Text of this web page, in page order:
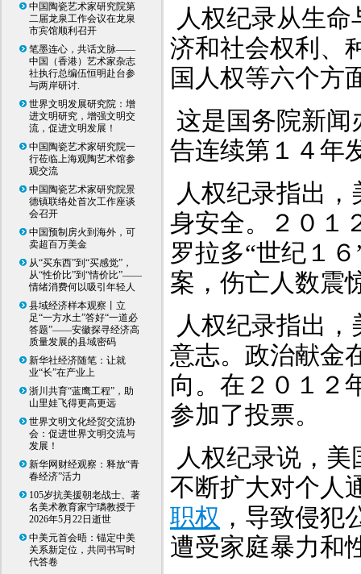
中国陶瓷艺术家研究院第
二届龙泉工作会议在龙泉
市宾馆顺利召开
笔墨连心，共话文脉——
中国（香港）艺术家杂志
社执行总编伍恒明赴台参
与两岸研讨.
世界文明发展研究院：增
进文明研究，增强文明交
流，促进文明发展！
中国陶瓷艺术家研究院一
行莅临上海观陶艺术馆参
观交流
中国陶瓷艺术家研究院景
德镇联络处首次工作座谈
会召开
中国预制房火到海外，可
卖超百万美金
从“买东西”到“买感觉”，
从“性价比”到“情价比”——
情绪消费何以吸引年轻人
县域经济样本观察丨立
足“一方水土”答好“一道必
答题”——安徽探寻经济高
质量发展的县域密码
新华社经济随笔：让就
业“长”在产业上
浙川共育“蓝鹰工程”，助
山里娃飞得更高更远
世界文明文化经贸交流协
会：促进世界文明交流与
发展！
新华网财经观察：释放“青
春经济”活力
105岁抗美援朝老战士、著
名美术教育家宁璘教授于
2026年5月22日逝世
中美元首会晤：锚定中美
关系新定位，共同书写时
代答卷
人权纪录从生
济和社会权利、
国人权等六个方
这是国务院新闻
告连续第１４年
人权纪录指出
身安全。２０１
罗拉多“世纪１
案，伤亡人数震
人权纪录指出
意志。政治献金
向。在２０１２
参加了投票。
人权纪录说，
不断扩大对个人
职权 ，导致侵
遭受家庭暴力和